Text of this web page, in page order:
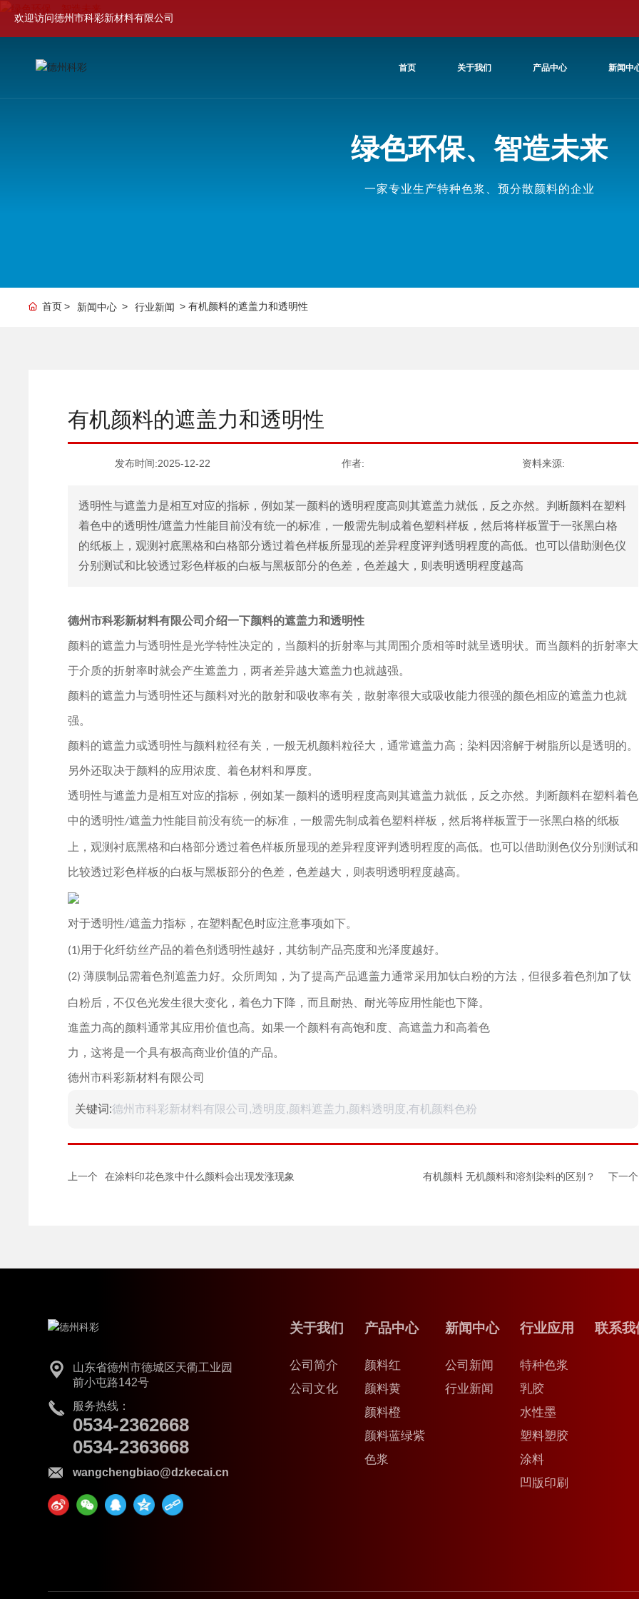
欢迎访问德州市科彩新材料有限公司
首页 关于我们 产品中心 新闻中
绿色环保、智造未来
一家专业生产特种色浆、预分散颜料的企业
首页 新闻中心 行业新闻 有机颜料的遮盖力和透明性
有机颜料的遮盖力和透明性
发布时间:2025-12-22 作者: 资料来源:
透明性与遮盖力是相互对应的指标，例如某一颜料的透明程度高则其遮盖力就低，反之亦然。判断颜料在塑料
着色中的透明性/遮盖力性能目前没有统一的标准，一般需先制成着色塑料样板，然后将样板置于一张黑白格
的纸板上，观测衬底黑格和白格部分透过着色样板所显现的差异程度评判透明程度的高低。也可以借助测色仪
分别测试和比较透过彩色样板的白板与黑板部分的色差，色差越大，则表明透明程度越高
德州市科彩新材料有限公司介绍一下颜料的遮盖力和透明性
颜料的遮盖力与透明性是光学特性决定的，当颜料的折射率与其周围介质相等时就呈透明状。而当颜料的折射率大
于介质的折射率时就会产生遮盖力，两者差异越大遮盖力也就越强。
颜料的遮盖力与透明性还与颜料对光的散射和吸收率有关，散射率很大或吸收能力很强的颜色相应的遮盖力也就
强。
颜料的遮盖力或透明性与颜料粒径有关，一般无机颜料粒径大，通常遮盖力高；染料因溶解于树脂所以是透明的。
另外还取决于颜料的应用浓度、着色材料和厚度。
透明性与遮盖力是相互对应的指标，例如某一颜料的透明程度高则其遮盖力就低，反之亦然。判断颜料在塑料着色
中的透明性/遮盖力性能目前没有统一的标准，一般需先制成着色塑料样板，然后将样板置于一张黑白格的纸板
上，观测衬底黑格和白格部分透过着色样板所显现的差异程度评判透明程度的高低。也可以借助测色仪分别测试和
比较透过彩色样板的白板与黑板部分的色差，色差越大，则表明透明程度越高。
对于透明性/遮盖力指标，在塑料配色时应注意事项如下。
(1)用于化纤纺丝产品的着色剂透明性越好，其纺制产品亮度和光泽度越好。
(2) 薄膜制品需着色剂遮盖力好。众所周知，为了提高产品遮盖力通常采用加钛白粉的方法，但很多着色剂加了钛
白粉后，不仅色光发生很大变化，着色力下降，而且耐热、耐光等应用性能也下降。
進盖力高的颜料通常其应用价值也高。如果一个颜料有高饱和度、高遮盖力和高着色
力，这将是一个具有极高商业价值的产品。
德州市科彩新材料有限公司
关键词:德州市科彩新材料有限公司,透明度,颜料遮盖力,颜料透明度,有机颜料色粉
上一个 在涂料印花色浆中什么颜料会出现发涨现象 有机颜料 无机颜料和溶剂染料的区别？ 下一个
山东省德州市德城区天衢工业园
前小屯路142号
服务热线：
0534-2362668
0534-2363668
wangchengbiao@dzkecai.cn
关于我们
公司简介
公司文化
产品中心
颜料红
颜料黄
颜料橙
颜料蓝绿紫
色浆
新闻中心
公司新闻
行业新闻
行业应用
特种色浆
乳胶
水性墨
塑料塑胶
涂料
凹版印刷
联系我